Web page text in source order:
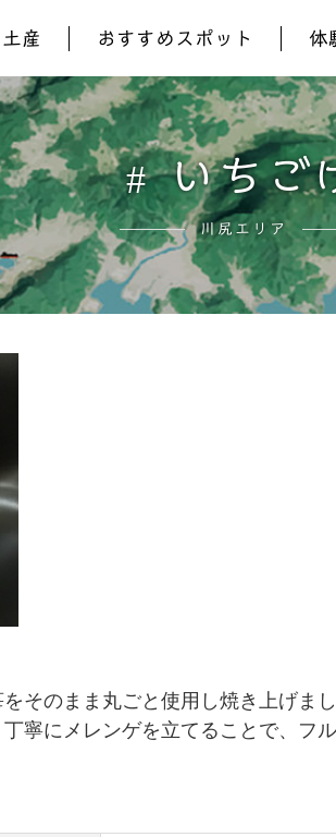
産 おすすめスポット 体
いちご
川尻エリア
そのまま丸ごと使用し焼き上げま
寧にメレンゲを立てることで、フ